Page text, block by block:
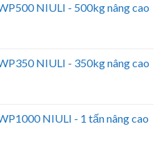
NIULI - 500kg nâng cao
NIULI - 350kg nâng cao
NIULI - 1 tấn nâng cao